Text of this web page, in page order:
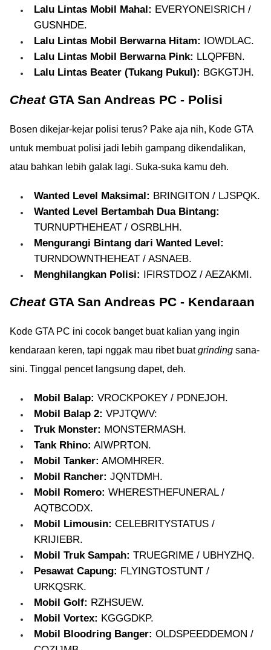
Lalu Lintas Mobil Mahal: EVERYONEISRICH /
GUSNHDE.
Lalu Lintas Mobil Berwarna Hitam: IOWDLAC.
Lalu Lintas Mobil Berwarna Pink: LLQPFBN.
Lalu Lintas Beater (Tukang Pukul): BGKGTJH.
CheatGTA San Andreas PC - Polisi
Bosen dikejar-kejar polisi terus? Pake aja nih, Kode GTA
untuk membuat polisi jadi lebih gampang dikendalikan,
atau bahkan lebih galak lagi. Suka-suka kamu deh.
Wanted Level Maksimal: BRINGITON / LJSPQK.
Wanted Level Bertambah Dua Bintang:
TURNUPTHEHEAT / OSRBLHH.
Mengurangi Bintang dari Wanted Level:
TURNDOWNTHEHEAT / ASNAEB.
Menghilangkan Polisi: IFIRSTDOZ / AEZAKMI.
CheatGTA San Andreas PC - Kendaraan
Kode GTA PC ini cocok banget buat kalian yang ingin
kendaraan keren, tapi nggak mau ribet buatgrinding sana-
sini. Tinggal pencet langsung dapet, deh.
Mobil Balap: VROCKPOKEY / PDNEJOH.
Mobil Balap 2: VPJTQWV:
Truk Monster: MONSTERMASH.
Tank Rhino: AIWPRTON.
Mobil Tanker: AMOMHRER.
Mobil Rancher: JQNTDMH.
Mobil Romero: WHERESTHEFUNERAL /
AQTBCODX.
Mobil Limousin: CELEBRITYSTATUS /
KRIJIEBR.
Mobil Truk Sampah: TRUEGRIME / UBHYZHQ.
Pesawat Capung: FLYINGTOSTUNT /
URKQSRK.
Mobil Golf: RZHSUEW.
Mobil Vortex: KGGGDKP.
Mobil Bloodring Banger: OLDSPEEDDEMON /